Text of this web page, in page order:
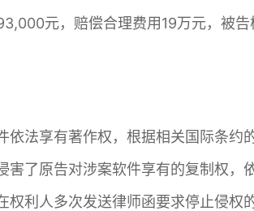
元，赔偿合理费用19万元，被告
依法享有著作权，根据相关国际条约
了原告对涉案软件享有的复制权
权利人多次发送律师函要求停止侵